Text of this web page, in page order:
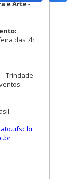
e Arte -
das 7h
- Trindade
-